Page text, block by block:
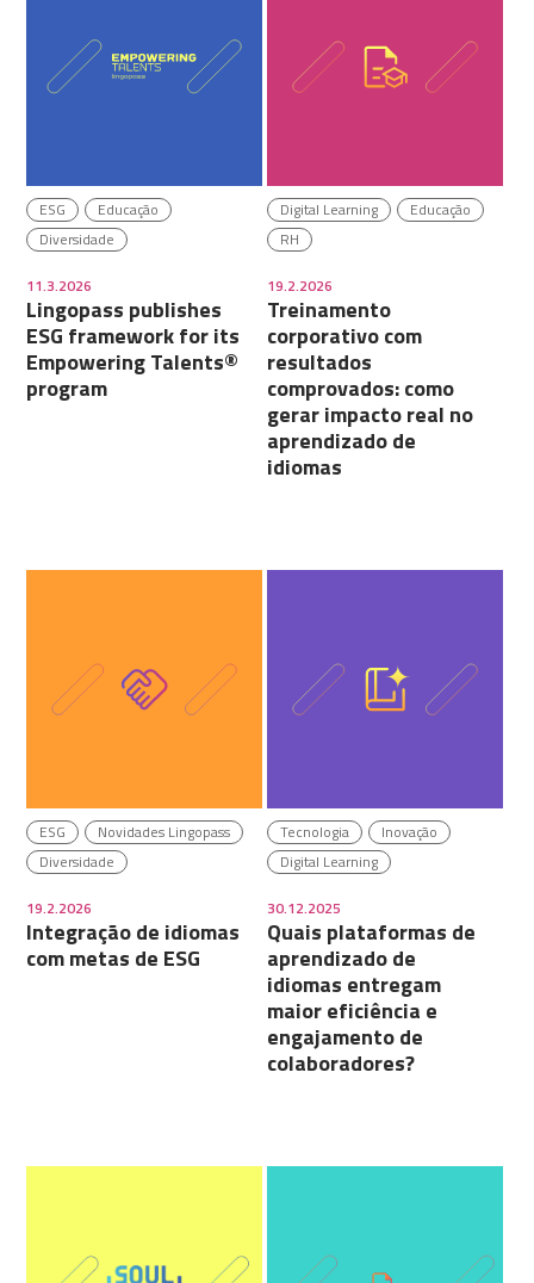
ESG
Educação
Diversidade
11.3.2026
Lingopass publishes
ESG framework for its
Empowering Talents®
program
Digital Learning
Educação
RH
19.2.2026
Treinamento
corporativo com
resultados
comprovados: como
gerar impacto real no
aprendizado de
idiomas
ESG
Novidades Lingopass
Diversidade
19.2.2026
Integração de idiomas
com metas de ESG
Tecnologia
Inovação
Digital Learning
30.12.2025
Quais plataformas de
aprendizado de
idiomas entregam
maior eficiência e
engajamento de
colaboradores?